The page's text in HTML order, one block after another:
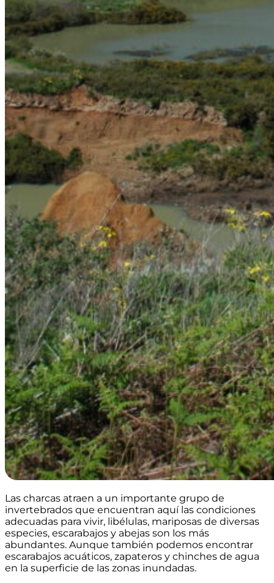
Las charcas atraen a un importante grupo de
invertebrados que encuentran aquí las condiciones
adecuadas para vivir, libélulas, mariposas de diversas
especies, escarabajos y abejas son los más
abundantes. Aunque también podemos encontrar
escarabajos acuáticos, zapateros y chinches de agua
en la superficie de las zonas inundadas.